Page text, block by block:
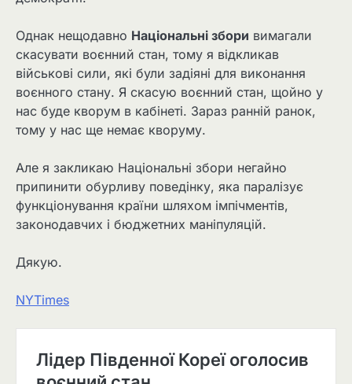
Однак нещодавно Національні збори вимагали
скасувати воєнний стан, тому я відкликав
військові сили, які були задіяні для виконання
воєнного стану. Я скасую воєнний стан, щойно у
нас буде кворум в кабінеті. Зараз ранній ранок,
тому у нас ще немає кворуму.
Але я закликаю Національні збори негайно
припинити обурливу поведінку, яка паралізує
функціонування країни шляхом імпічментів,
законодавчих і бюджетних маніпуляцій.
Дякую.
NYTimes